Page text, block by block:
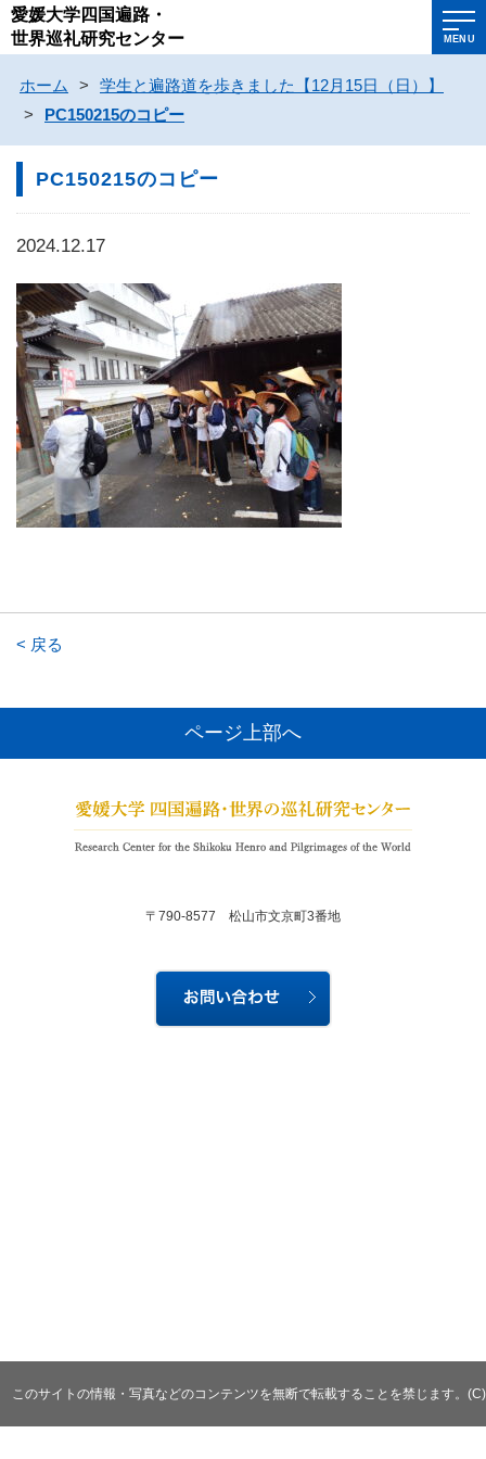
愛媛大学四国遍路・
世界巡礼研究センター
MENU
ホーム >
学生と遍路道を歩きました【12月15日（日）】
>
PC150215のコピー
PC150215のコピー
2024.12.17
< 戻る
ページ上部へ
〒790-8577 松山市文京町3番地
このサイトの情報・写真などのコンテンツを無断で転載することを禁じます。(C)